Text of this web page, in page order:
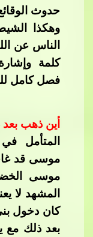
حدوث
وهكذا
الناس عن
كلمة
فصل كامل
أين ذهب
المتأمل
موسى قد​​
موسى
المشهد لا
كان دخول
بعد ذلك مع